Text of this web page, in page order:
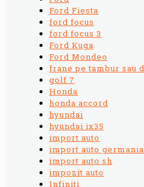
Ford Fiesta
ford focus
ford focus 3
Ford Kuga
Ford Mondeo
frane pe tambur sau
golf 7
Honda
honda accord
hyundai
hyundai ix35
import auto
import auto germania
import auto sh
impozit auto
Infiniti